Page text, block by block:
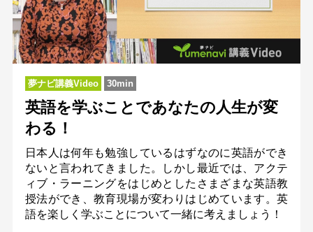
夢ナビ講義Video 30min
英語を学ぶことであなたの人生が変
わる！
日本人は何年も勉強しているはずなのに英語ができ
ないと言われてきました。しかし最近では、アクテ
ィブ・ラーニングをはじめとしたさまざまな英語教
授法ができ、教育現場が変わりはじめています。英
語を楽しく学ぶことについて一緒に考えましょう！